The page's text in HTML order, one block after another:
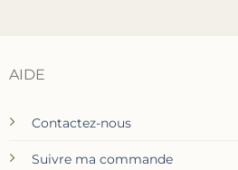
AIDE
Contactez-nous
Suivre ma commande